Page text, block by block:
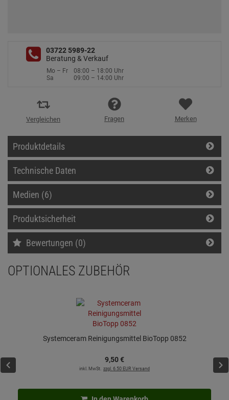
03722 5989-22
Beratung & Verkauf
Mo – Fr
08:00 – 18:00 Uhr
Sa
09:00 – 14:00 Uhr
Vergleichen Fragen Merken
Produktdetails
Technische Daten
Medien (6)
Produktsicherheit
Bewertungen (0)
OPTIONALES ZUBEHÖR
Systemceram Reinigungsmittel BioTopp 0852
9,50€
inkl. MwSt. zzgl. 6.50 EUR Versand